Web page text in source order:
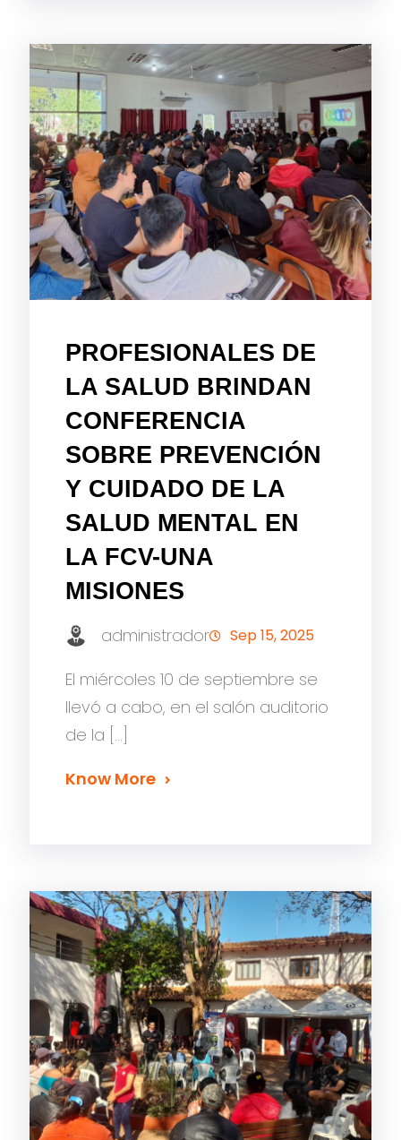
PROFESIONALES DE
LA SALUD BRINDAN
CONFERENCIA
SOBRE PREVENCIÓN
Y CUIDADO DE LA
SALUD MENTAL EN
LA FCV-UNA
MISIONES
administrador Sep 15, 2025
El miércoles 10 de septiembre se
llevó a cabo, en el salón auditorio
de la […]
Know More